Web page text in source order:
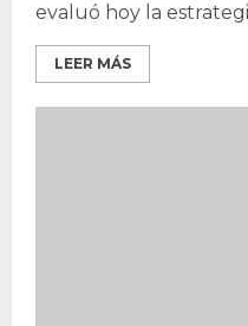
evaluó hoy la
LEER MÁS